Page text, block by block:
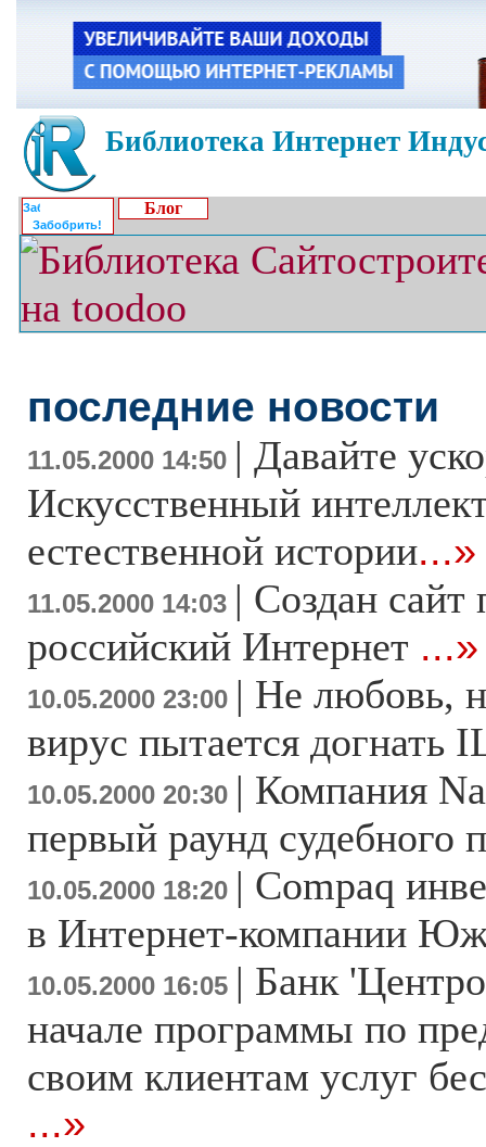
Библиотека Интернет
Забобрить!
Блог
последние новости
11.05.2000 14:50 | Давайте
Искусственный
естественной истории...»
11.05.2000 14:03 | Создан сайт
российский Интернет ...»
10.05.2000 23:00 | Не любовь,
вирус пытается догнать
10.05.2000 20:30 | Компания
первый раунд судебного
10.05.2000 18:20 | Compaq
в Интернет-компании
10.05.2000 16:05 | Банк
начале программы по
своим клиентам услуг
...»